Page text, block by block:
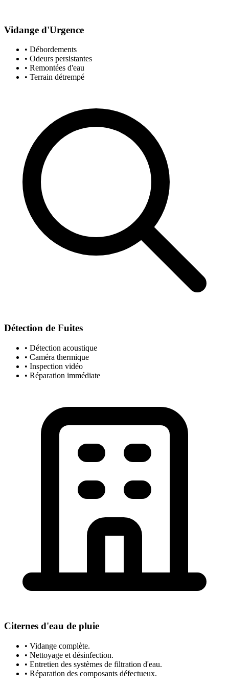
Vidange d'Urgence
• Débordements
• Odeurs persistantes
• Remontées d'eau
• Terrain détrempé
Détection de Fuites
• Détection acoustique
• Caméra thermique
• Inspection vidéo
• Réparation immédiate
Citernes d'eau de pluie
• Vidange complète.
• Nettoyage et désinfection.
• Entretien des systèmes de filtration d'eau.
• Réparation des composants défectueux.